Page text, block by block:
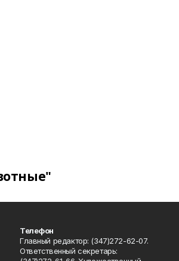
Телефон
Главный редактор: (347)272-62-07.
Ответственный секретарь: